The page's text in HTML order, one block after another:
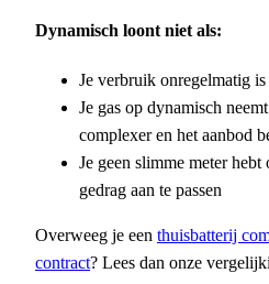
Dynamisch loont niet als:
Je verbruik onregelmatig
Je gas op dynamisch
complexer en het aanbod
Je geen slimme meter
gedrag aan te passen
Overweeg je een thuisbatterij
contract? Lees dan onze